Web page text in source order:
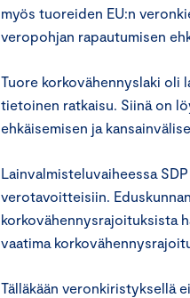
myös tuoreiden EU:n
veropohjan rapautumisen
Tuore korkovähennyslaki oli
tietoinen ratkaisu. Siinä on
ehkäisemisen ja
Lainvalmisteluvaiheessa
verotavoitteisiin.
korkovähennysrajoituksista
vaatima
Tälläkään veronkiristyksellä